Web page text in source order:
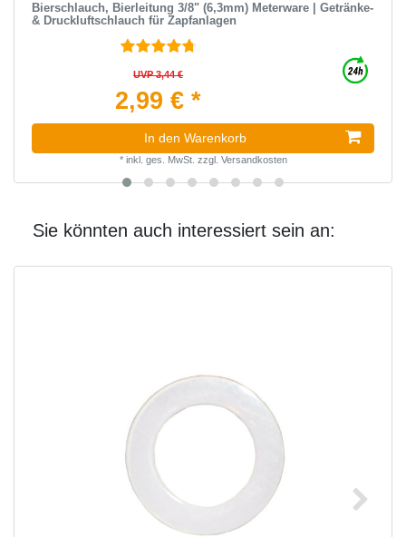
Bierschlauch, Bierleitung 3/8" (6,3mm) Meterware | Getränke-
& Druckluftschlauch für Zapfanlagen
UVP 3,44 €
2,99 € *
In den Warenkorb
* inkl. ges. MwSt. zzgl. Versandkosten
Sie könnten auch interessiert sein an: